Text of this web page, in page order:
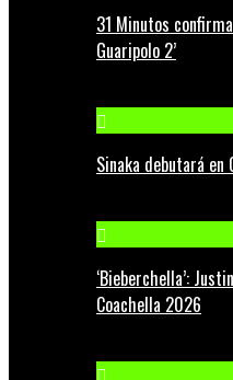
31 Minutos
Guaripolo 2’
Sinaka debutará
‘Bieberchella’:
Coachella 2026